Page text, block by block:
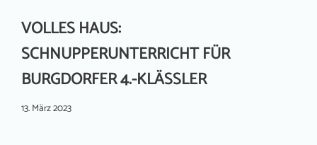
VOLLES HAUS:
SCHNUPPERUNTERRICHT FÜR
BURGDORFER 4.-KLÄSSLER
13. März 2023